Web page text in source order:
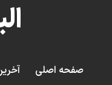
صفحه اصلی